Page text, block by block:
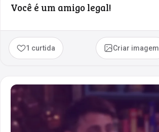
Você é um amigo legal!
1 curtida Criar imagem